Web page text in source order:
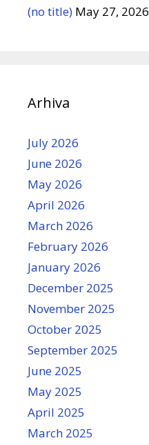
(no title) May 27, 2026
Arhiva
July 2026
June 2026
May 2026
April 2026
March 2026
February 2026
January 2026
December 2025
November 2025
October 2025
September 2025
June 2025
May 2025
April 2025
March 2025